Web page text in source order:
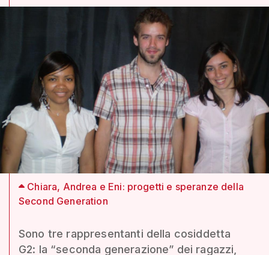
Chiara, Andrea e Eni: progetti e speranze della
Second Generation
Sono tre rappresentanti della cosiddetta
G2: la “seconda generazione” dei ragazzi,